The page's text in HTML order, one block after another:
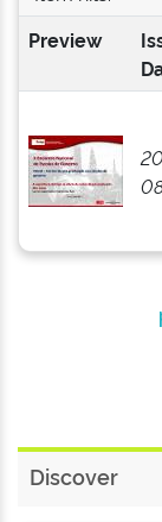
Preview
Discover